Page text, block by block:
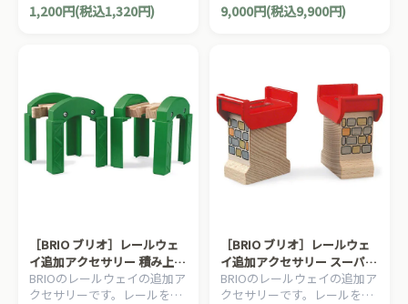
トです。2ピース。
1,200円(税込1,320円)
のセットです。7ピース。
9,000円(税込9,900円)
［BRIO ブリオ］レールウェ
イ追加アクセサリー 積み上げ
サポート
BRIOのレールウェイの追加ア
クセサリーです。レールを積
［BRIO ブリオ］レールウェ
イ追加アクセサリー スーパー
サポート
BRIOのレールウェイの追加ア
クセサリーです。レールを積